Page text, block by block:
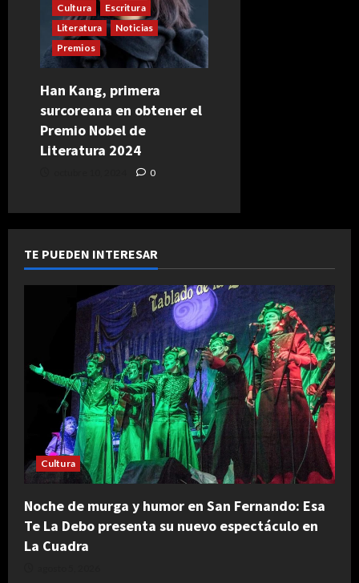
Cultura
Escritura
Literatura
Noticias
Premios
Han Kang, primera
surcoreana en obtener el
Premio Nobel de
Literatura 2024
0
TE PUEDEN INTERESAR
Cultura
Noche de murga y humor en San Fernando: Esa
Te La Debo presenta su nuevo espectáculo en
La Cuadra